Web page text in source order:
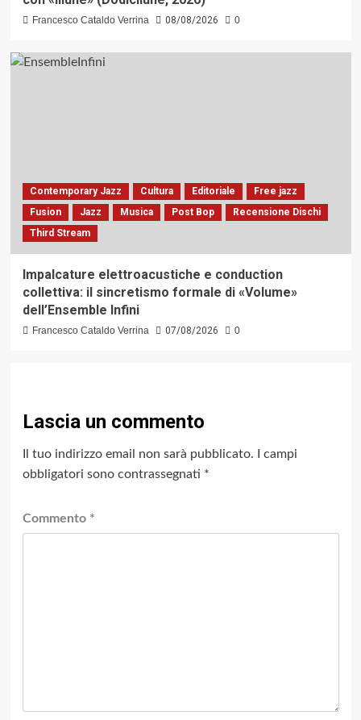
Francesco Cataldo Verrina 08/08/2026 0
Contemporary Jazz Cultura Editoriale
Free jazz
Fusion
Jazz Musica Post Bop
Recensione Dischi
Third Stream
Impalcature elettroacustiche e conduction
collettiva: il sincretismo formale di «Volume»
dell’Ensemble Infini
Francesco Cataldo Verrina 07/08/2026 0
Lascia un commento
Il tuo indirizzo email non sarà pubblicato.
I campi
obbligatori sono contrassegnati *
Commento *